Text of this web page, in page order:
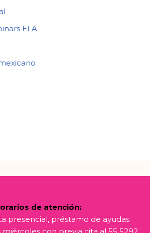
ELA
de atención:
presencial, préstamo de ayudas